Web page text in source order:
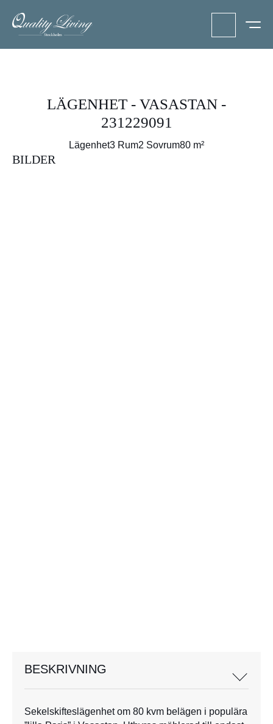
LÄGENHET - VASASTAN -
231229091
Lägenhet3 Rum2 Sovrum80 m²
BILDER
BESKRIVNING
Sekelskifteslägenhet om 80 kvm belägen i populära